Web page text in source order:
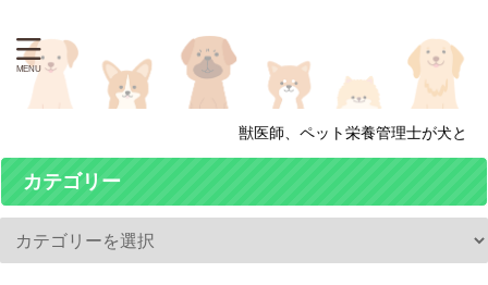
獣医師、ペット栄養管理士が犬と猫
カテゴリー